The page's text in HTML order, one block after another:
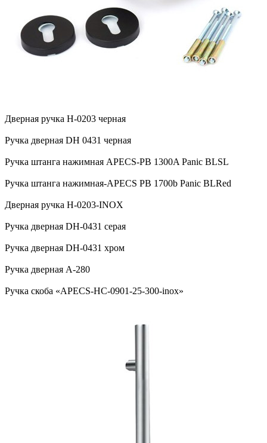
Дверная ручка H-0203 черная
Ручка дверная DH 0431 черная
Ручка штанга нажимная APECS-PB 1300A Panic BLSL
Ручка штанга нажимная-APECS PB 1700b Panic BLRed
Дверная ручка H-0203-INOX
Ручка дверная DH-0431 серая
Ручка дверная DH-0431 хром
Ручка дверная А-280
Ручка скоба «APECS-HC-0901-25-300-inox»